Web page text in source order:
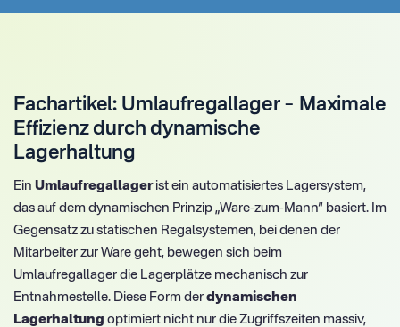
Fachartikel: Umlaufregallager – Maximale
Effizienz durch dynamische
Lagerhaltung
Ein Umlaufregallagerist ein automatisiertes Lagersystem,
das auf dem dynamischen Prinzip „Ware-zum-Mann“ basiert. Im
Gegensatz zu statischen Regalsystemen, bei denen der
Mitarbeiter zur Ware geht, bewegen sich beim
Umlaufregallager die Lagerplätze mechanisch zur
Entnahmestelle. Diese Form der dynamischen
Lagerhaltung optimiert nicht nur die Zugriffszeiten massiv,